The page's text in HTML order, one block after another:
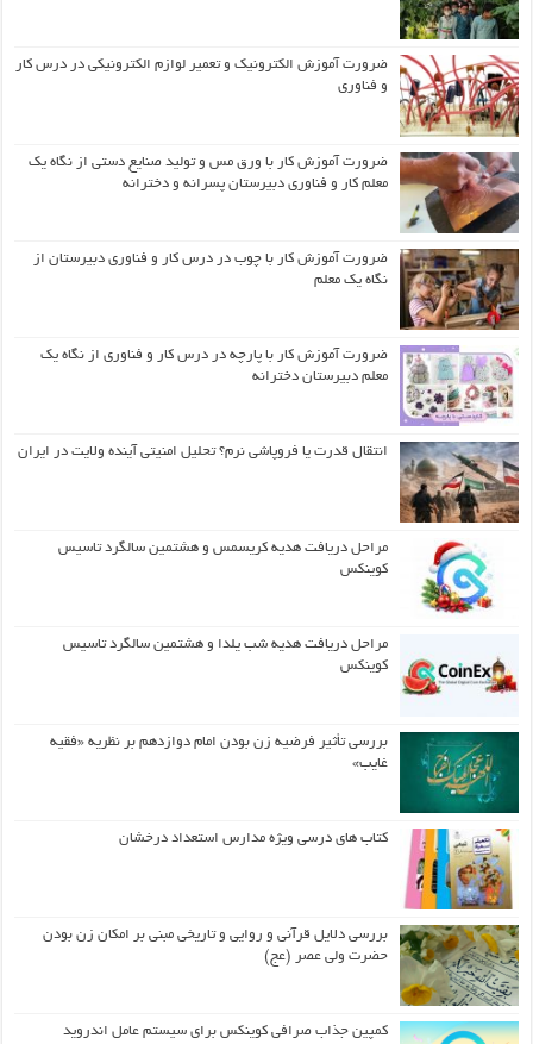
ضرورت آموزش الکترونیک و تعمیر لوازم الکترونیکی در درس کار
و فناوری
ضرورت آموزش کار با ورق مس و تولید صنایع دستی از نگاه یک
معلم کار و فناوری دبیرستان پسرانه و دخترانه
ضرورت آموزش کار با چوب در درس کار و فناوری دبیرستان از
نگاه یک معلم
ضرورت آموزش کار با پارچه در درس کار و فناوری از نگاه یک
معلم دبیرستان دخترانه
انتقال قدرت یا فروپاشی نرم؟ تحلیل امنیتی آینده ولایت در ایران
مراحل دریافت هدیه کریسمس و هشتمین سالگرد تاسیس
کوینکس
مراحل دریافت هدیه شب یلدا و هشتمین سالگرد تاسیس
کوینکس
بررسی تأثیر فرضیه زن بودن امام دوازدهم بر نظریه «فقیه
غایب»
کتاب های درسی ویژه مدارس استعداد درخشان
بررسی دلایل قرآنی و روایی و تاریخی مبنی بر امکان زن بودن
حضرت ولی عصر (عج)
کمپین جذاب صرافی کوینکس برای سیستم عامل اندروید